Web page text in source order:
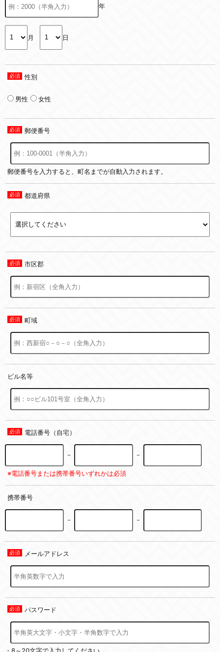
年
月 日
性別
男性 女性
郵便番号
郵便番号を入力すると、町名までが自動入力されます。
都道府県
市区郡
町域
ビル名等
電話番号（自宅）
－ －
※電話番号または携帯番号いずれかは必須
携帯番号
－ －
メールアドレス
パスワード
・8～20文字で入力してください。